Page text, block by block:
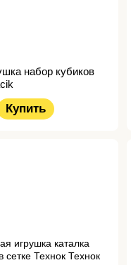
набор кубиков
Купить